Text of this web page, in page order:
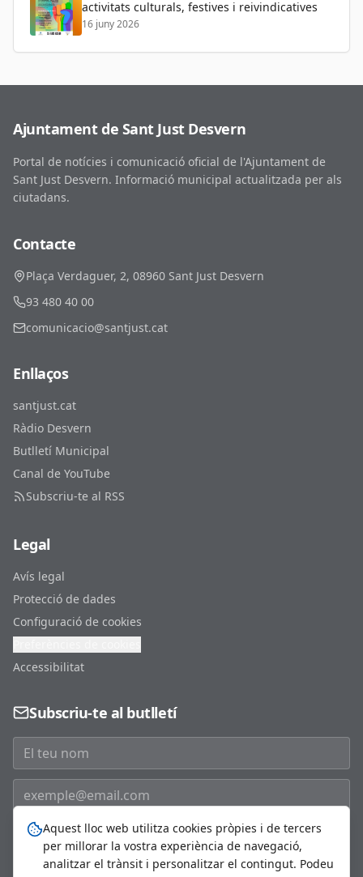
activitats culturals, festives i reivindicatives
16 juny 2026
Ajuntament de Sant Just Desvern
Portal de notícies i comunicació oficial de l'Ajuntament de
Sant Just Desvern. Informació municipal actualitzada per als
ciutadans.
Contacte
Plaça Verdaguer, 2, 08960 Sant Just Desvern
93 480 40 00
comunicacio@santjust.cat
Enllaços
santjust.cat
Ràdio Desvern
Butlletí Municipal
Canal de YouTube
Subscriu-te al RSS
Legal
Avís legal
Protecció de dades
Configuració de cookies
Accessibilitat
Subscriu-te al butlletí
Subscriure'm
Aquest lloc web utilitza cookies pròpies i de tercers
per millorar la vostra experiència de navegació,
analitzar el trànsit i personalitzar el contingut. Podeu